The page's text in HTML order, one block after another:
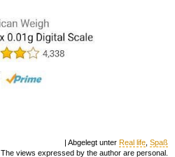
| Abgelegt unter Real life Spaß
The views expressed by the author are personal.